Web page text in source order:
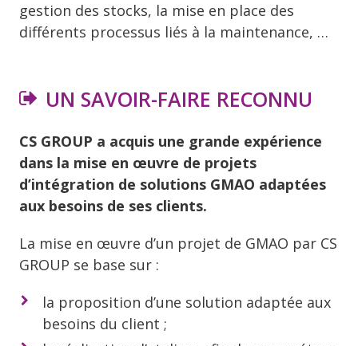
gestion des stocks, la mise en place des
différents processus liés à la maintenance, …
UN SAVOIR-FAIRE RECONNU
CS GROUP a acquis une grande expérience
dans la mise en œuvre de projets
d’intégration de solutions GMAO adaptées
aux besoins de ses clients.
La mise en œuvre d’un projet de GMAO par CS
GROUP se base sur :
la proposition d’une solution adaptée aux
besoins du client ;